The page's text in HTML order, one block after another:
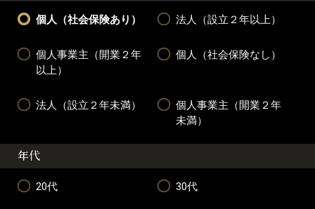
個人（社会保険あり） 法人（設立２年以上）
個人事業主（開業２年
以上）
個人（社会保険なし）
法人（設立２年未満）
個人事業主（開業２年
未満）
年代
20代 30代